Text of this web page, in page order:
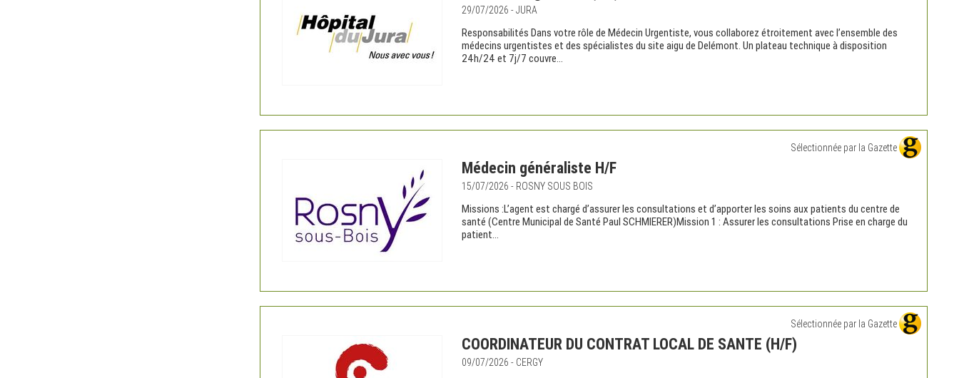
29/07/2026 - JURA
Responsabilités Dans votre rôle de Médecin Urgentiste, vous collaborez étroitement avec l’ensemble des
médecins urgentistes et des spécialistes du site aigu de Delémont. Un plateau technique à disposition
24h/24 et 7j/7 couvre...
Sélectionnée par la Gazette
Médecin généraliste H/F
15/07/2026 - ROSNY SOUS BOIS
Missions :L’agent est chargé d’assurer les consultations et d’apporter les soins aux patients du centre de
santé (Centre Municipal de Santé Paul SCHMIERER)Mission 1 : Assurer les consultations Prise en charge du
patient...
Sélectionnée par la Gazette
COORDINATEUR DU CONTRAT LOCAL DE SANTE (H/F)
09/07/2026 - CERGY